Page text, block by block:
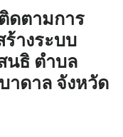
ดตามการ
ร้างระบบ
นธิ ตำบล
าดาล จังหวัด